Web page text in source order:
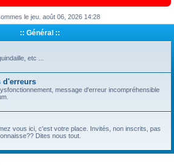
le jeu. août 06, 2026 14:28
:: Général ::
etc ...
d'erreurs
message d'erreur incompréhensible
vous ici, c'est votre place. Invités, non inscrits, pas
Dites nous tout.